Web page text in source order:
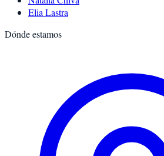
Elia Lastra
Dónde estamos